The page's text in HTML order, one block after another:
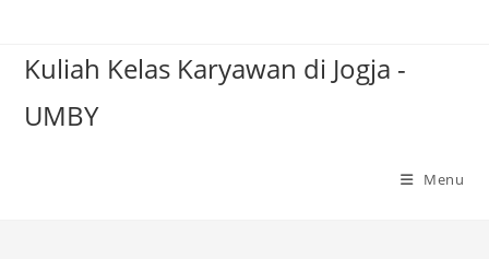
contentKuliah Kelas Karyawan di Jogja -
UMBY
Menu